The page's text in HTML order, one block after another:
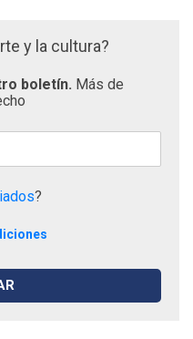
y la cultura?
boletín. Más de
?